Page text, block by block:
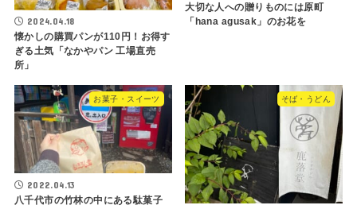
2024.04.18
懐かしの購買パンが110円！お得す
ぎる土気「なかやパン 工場直売
所」
大切な人への贈りものには原町
「hana agusak」のお花を
お菓子・スイーツ
2022.04.13
八千代市の竹林の中にある駄菓子
そば・うどん